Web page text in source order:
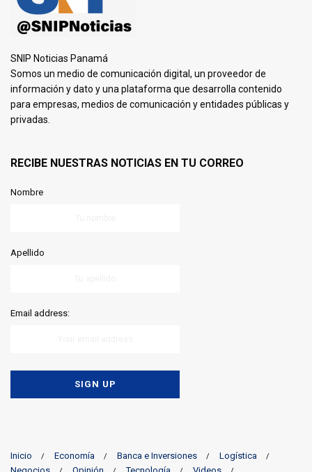
SNIP Noticias Panamá
Somos un medio de comunicación digital, un proveedor de
información y dato y una plataforma que desarrolla contenido
para empresas, medios de comunicación y entidades públicas y
privadas.
RECIBE NUESTRAS NOTICIAS EN TU CORREO
Nombre
Apellido
Email address:
Inicio Economía Banca e Inversiones
Logística